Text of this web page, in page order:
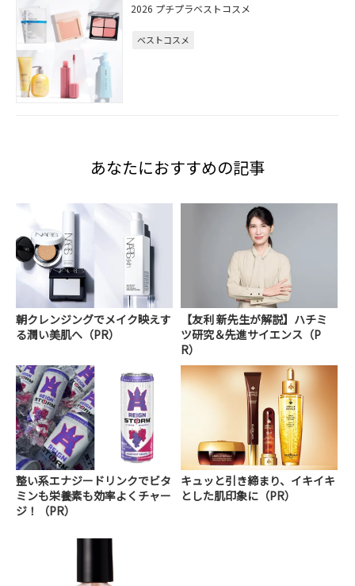
2026 プチプラベストコスメ
ベストコスメ
あなたにおすすめの記事
朝クレンジングでメイク映えす
る潤い美肌へ（PR）
【友利 新先生が解説】ハチミ
ツ研究＆先進サイエンス（P
R）
整い系エナジードリンクでビタ
ミンも栄養素も効率よくチャー
ジ！（PR）
キュッと引き締まり、イキイキ
とした肌印象に（PR）